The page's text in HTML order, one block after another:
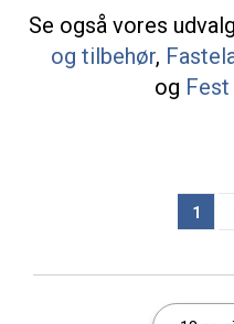
Se også vores
og tilbehør,
og
1